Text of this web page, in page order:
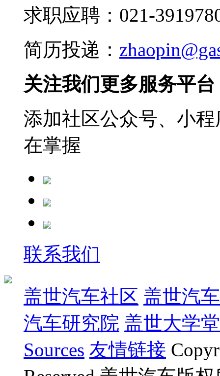
求职应聘：021-
简历投递：
关注我们更多服务平台
添加社区公众号、小
在掌握
联系我们
盖世汽车社区 盖世汽
汽车研究院 盖世大学堂
Sources 友情链接